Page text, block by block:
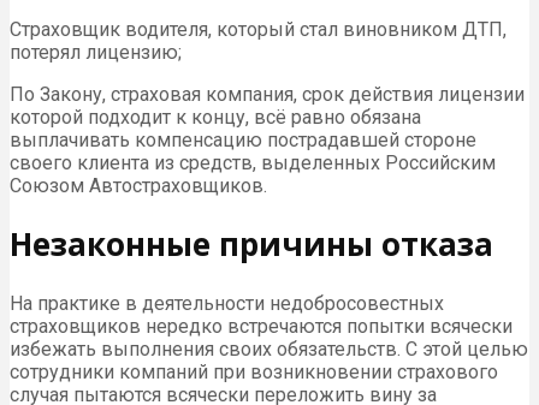
Страховщик водителя, который стал виновником ДТП,
потерял лицензию;
По Закону, страховая компания, срок действия лицензии
которой подходит к концу, всё равно обязана
выплачивать компенсацию пострадавшей стороне
своего клиента из средств, выделенных Российским
Союзом Автостраховщиков.
Незаконные причины отказа
На практике в деятельности недобросовестных
страховщиков нередко встречаются попытки всячески
избежать выполнения своих обязательств. С этой целью
сотрудники компаний при возникновении страхового
случая пытаются всячески переложить вину за